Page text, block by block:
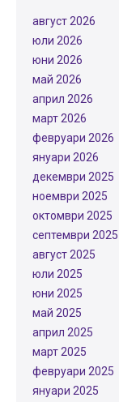
август 2026
юли 2026
юни 2026
май 2026
април 2026
март 2026
февруари 2026
януари 2026
декември 2025
ноември 2025
октомври 2025
септември 2025
август 2025
юли 2025
юни 2025
май 2025
април 2025
март 2025
февруари 2025
януари 2025